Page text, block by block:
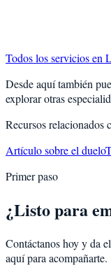
Todos los servicios en
Desde aquí también
explorar otras
Recursos relacionados
Artículo sobre el duelo
Primer paso
¿Listo para
Contáctanos hoy y da
aquí para acompañarte.